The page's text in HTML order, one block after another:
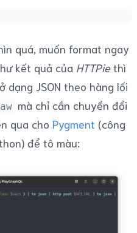
quá, muốn format ngay
kết quả của HTTPiethì
dạng JSON theo hàng lối
mà chỉ cần chuyển đổi
qua cho Pygment (công
để tô màu: